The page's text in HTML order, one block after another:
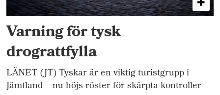
Varning för tysk
drograttfylla
LÄNET (JT) Tyskar är en viktig turistgrupp i
Jämtland – nu höjs röster för skärpta kontroller